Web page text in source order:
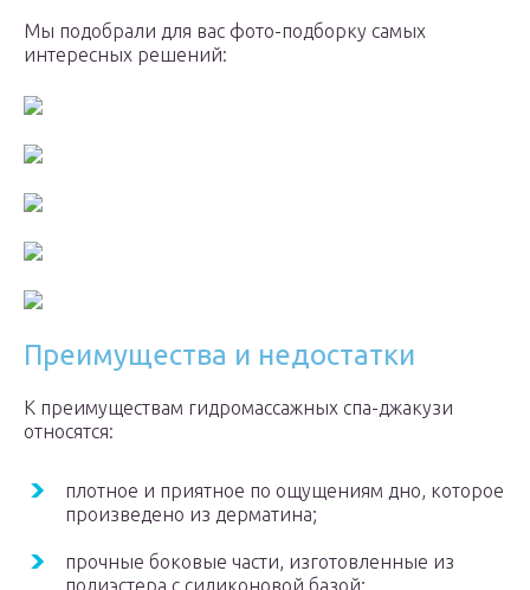
Мы подобрали для вас фото-подборку самых
интересных решений:
Преимущества и недостатки
К преимуществам гидромассажных спа-джакузи
относятся:
плотное и приятное по ощущениям дно, которое
произведено из дерматина;
прочные боковые части, изготовленные из
полиэстера с силиконовой базой;